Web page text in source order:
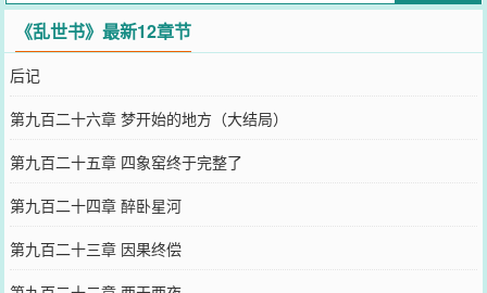
《乱世书》最新12章节
后记
第九百二十六章 梦开始的地方（大结局）
第九百二十五章 四象窑终于完整了
第九百二十四章 醉卧星河
第九百二十三章 因果终偿